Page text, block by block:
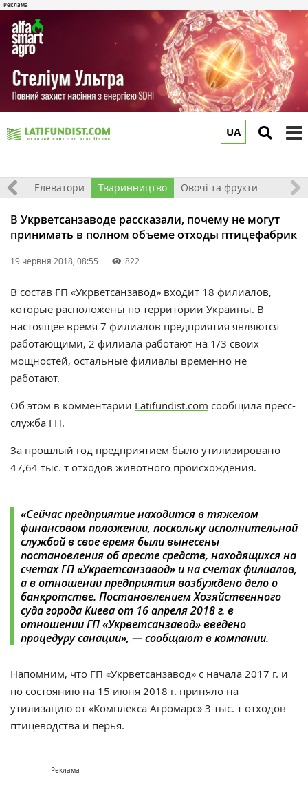
UA
Елеватори Тваринництво Овочі та фрукти
В Укрветсанзаводе рассказали, почему не могут
принимать в полном объеме отходы птицефабрик
19 червня 2018, 08:55 822
В состав ГП «Укрветсанзавод» входит 18 филиалов,
которые расположены по территории Украины. В
настоящее время 7 филиалов предприятия являются
работающими, 2 филиала работают на 1/3 своих
мощностей, остальные филиалы временно не
работают.
Об этом в комментарии Latifundist.com сообщила пресс-
служба ГП.
За прошлый год предприятием было утилизировано
47,64 тыс. т отходов животного происхождения.
«Сейчас предприятие находится в тяжелом
финансовом положении, поскольку исполнительной
службой в свое время были вынесены
постановления об аресте средств, находящихся на
счетах ГП «Укрветсанзавод» и на счетах филиалов,
а в отношении предприятия возбуждено дело о
банкротстве. Постановлением Хозяйственного
суда города Киева от 16 апреля 2018 г. в
отношении ГП «Укрветсанзавод» введено
процедуру санации», — сообщают в компании.
Напомним, что ГП «Укрветсанзавод» с начала 2017 г. и
по состоянию на 15 июня 2018 г. приняло на
утилизацию от «Комплекса Агромарс» 3 тыс. т отходов
птицеводства и перья.
Реклама